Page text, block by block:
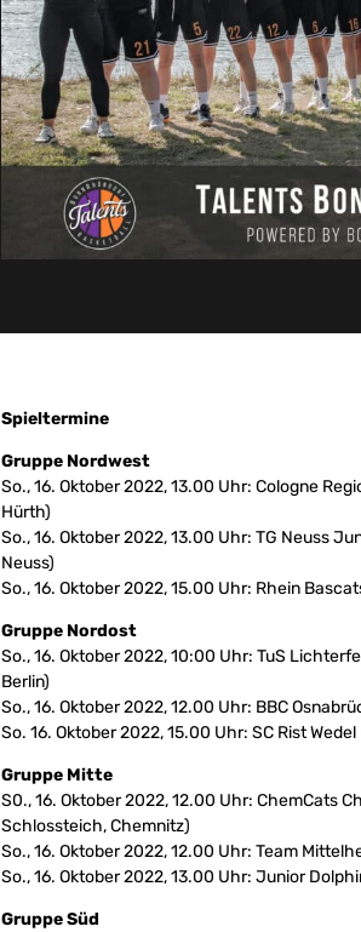
Spieltermine
Gruppe Nordwest
So., 16. Oktober 2022, 13.00 Uhr: Cologne
Hürth)
So., 16. Oktober 2022, 13.00 Uhr: TG Neuss
Neuss)
So., 16. Oktober 2022, 15.00 Uhr: Rhein
Gruppe Nordost
So., 16. Oktober 2022, 10:00 Uhr: TuS
Berlin)
So., 16. Oktober 2022, 12.00 Uhr: BBC
So. 16. Oktober 2022, 15.00 Uhr: SC Rist
Gruppe Mitte
S0., 16. Oktober 2022, 12.00 Uhr: ChemCats
Schlossteich, Chemnitz)
So., 16. Oktober 2022, 12.00 Uhr: Team
So., 16. Oktober 2022, 13.00 Uhr: Junior
Gruppe Süd